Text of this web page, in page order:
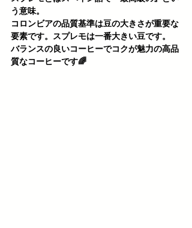
う意味。
コロンビアの品質基準は豆の大きさが重要な
要素です。スプレモは一番大きい豆です。
バランスの良いコーヒーでコクが魅力の高品
質なコーヒーです🌈